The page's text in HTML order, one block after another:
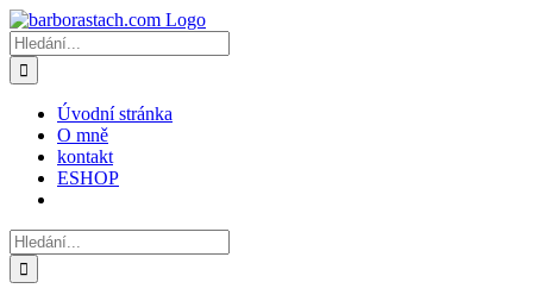
Přeskočit
na
obsah
Hledat:
Úvodní stránka
O mně
kontakt
ESHOP
Hledat: